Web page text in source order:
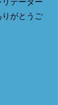
がとうご